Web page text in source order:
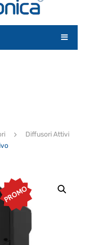
Diffusori Attivi
PROMO